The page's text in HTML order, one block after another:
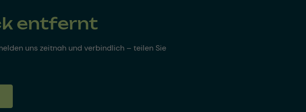
entfernt
uns zeitnah und verbindlich – teilen Sie